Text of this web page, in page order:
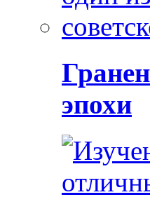
эпохи